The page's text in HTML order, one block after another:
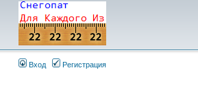
Вход Регистрация